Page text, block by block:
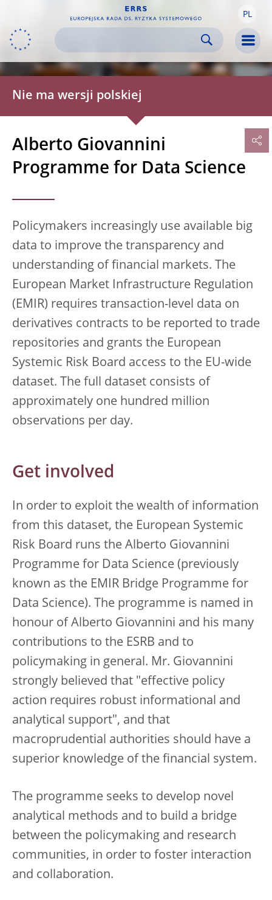
navigation content footer PL
Nie ma wersji polskiej
Alberto Giovannini
Programme for Data Science
Policymakers increasingly use available big
data to improve the transparency and
understanding of financial markets. The
European Market Infrastructure Regulation
(EMIR) requires transaction-level data on
derivatives contracts to be reported to trade
repositories and grants the European
Systemic Risk Board access to the EU-wide
dataset. The full dataset consists of
approximately one hundred million
observations per day.
Get involved
In order to exploit the wealth of information
from this dataset, the European Systemic
Risk Board runs the Alberto Giovannini
Programme for Data Science (previously
known as the EMIR Bridge Programme for
Data Science). The programme is named in
honour of Alberto Giovannini and his many
contributions to the ESRB and to
policymaking in general. Mr. Giovannini
strongly believed that "effective policy
action requires robust informational and
analytical support", and that
macroprudential authorities should have a
superior knowledge of the financial system.
The programme seeks to develop novel
analytical methods and to build a bridge
between the policymaking and research
communities, in order to foster interaction
and collaboration.